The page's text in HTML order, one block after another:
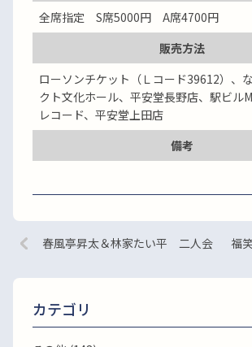
全席指定 S席5000円 A席4700円
販売方法
ローソンチケット（Ｌコード39612）、
クト文化ホール、平安堂長野店、駅ビル
レコード、平安堂上田店
備考
春風亭昇太＆林家たい平 二人会 福
カテゴリ